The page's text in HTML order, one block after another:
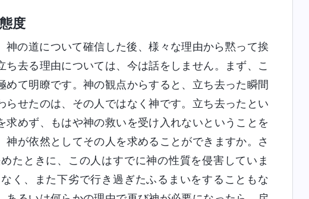
度
の道について確信した後、様々な理由から黙って挨
去る理由については、今は話をしません。まず、こ
て明瞭です。神の観点からすると、立ち去った瞬間
せたのは、その人ではなく神です。立ち去ったとい
めず、もはや神の救いを受け入れないということを
が依然としてその人を求めることができますか。さ
たときに、この人はすでに神の性質を侵害していま
く、また下劣で行き過ぎたふるまいをすることもな